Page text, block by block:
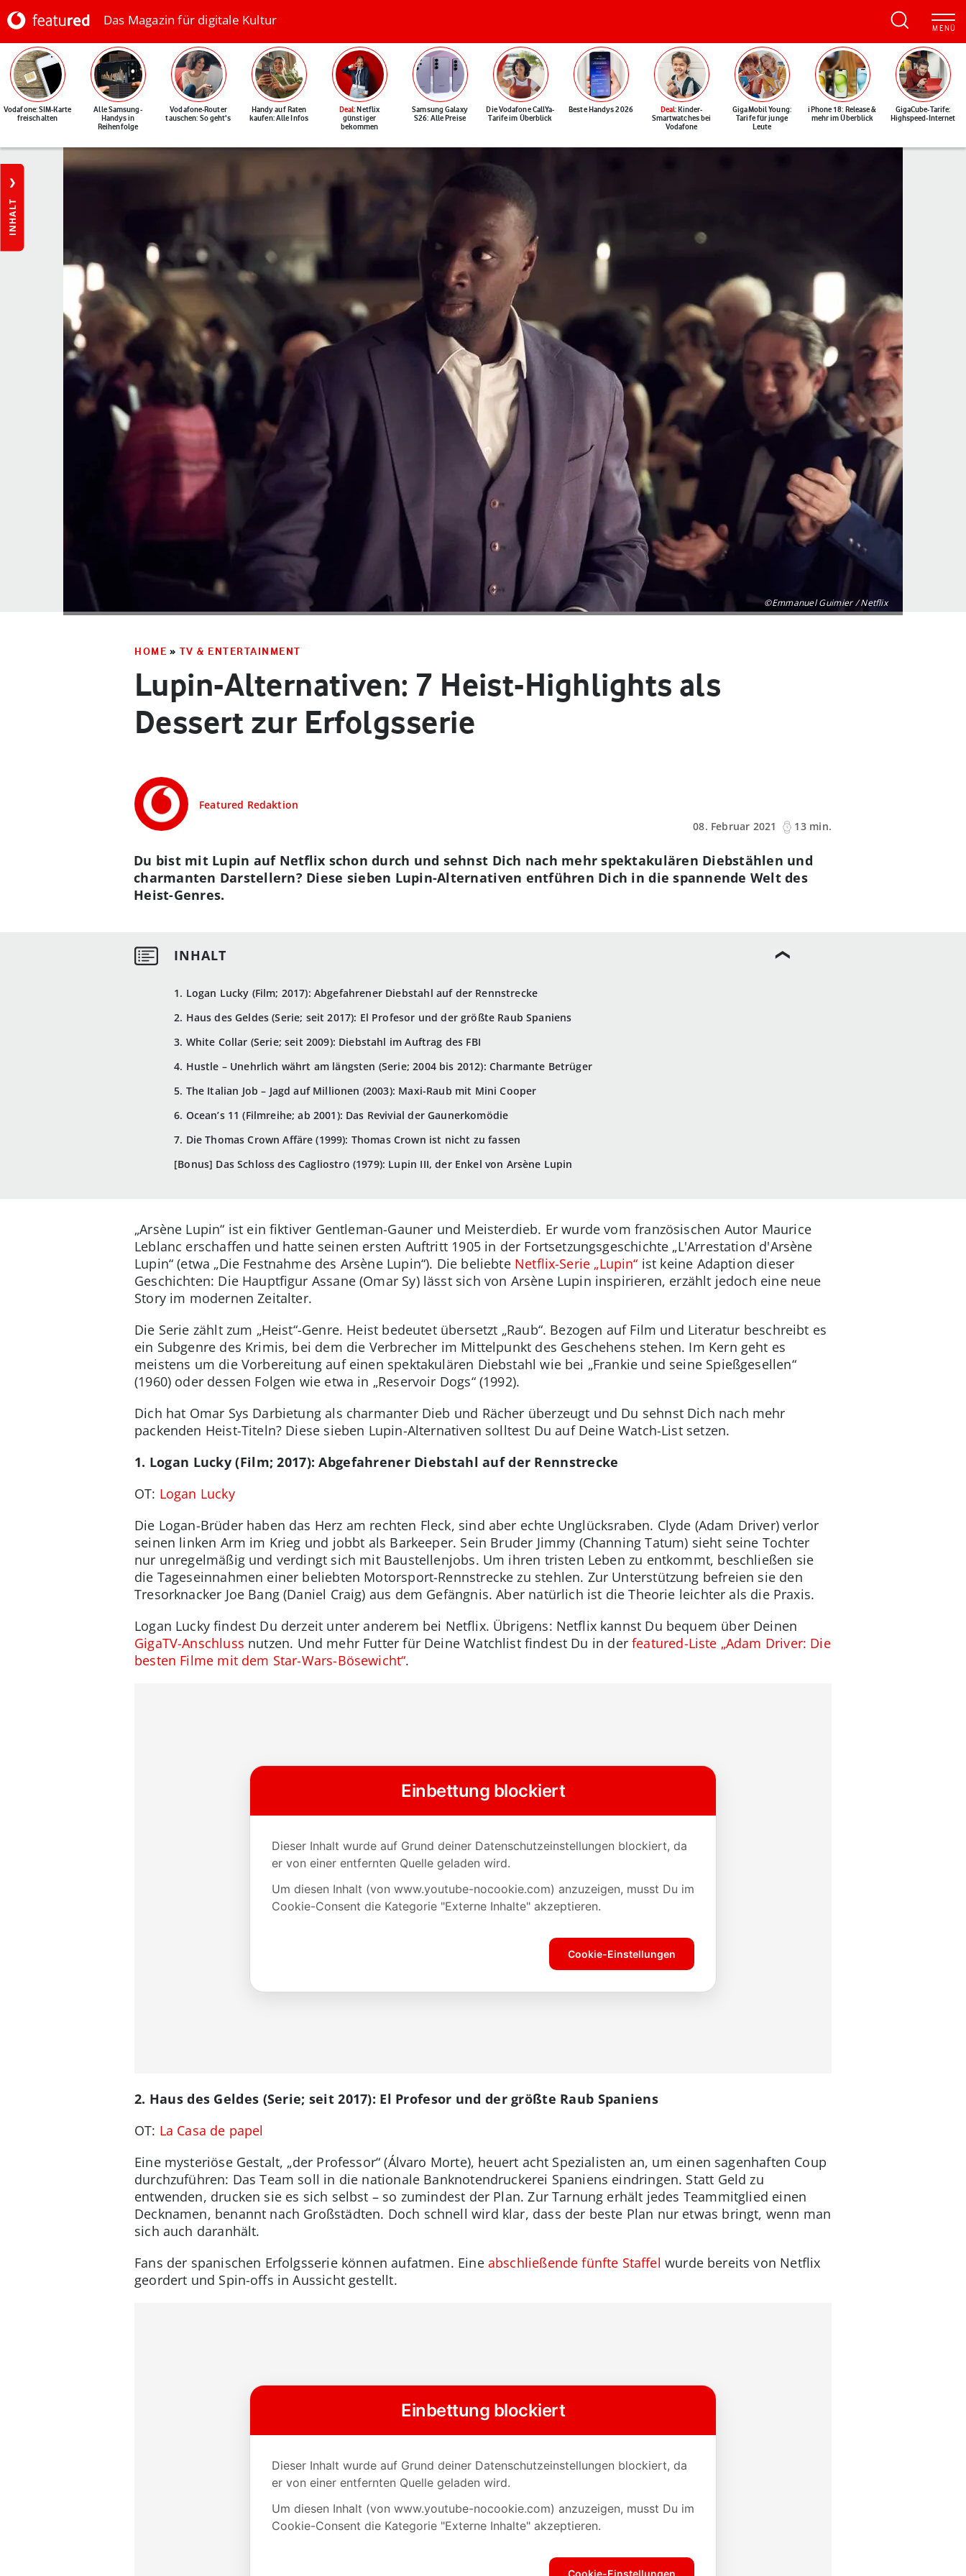
Das Magazin für digitale Kultur
Vodafone: SIM-Karte
freischalten
Alle Samsung-
Handys in
Reihenfolge
Vodafone-Router
tauschen: So geht's
Handy auf Raten
kaufen: Alle Infos
Deal: Netflix
günstiger
bekommen
Samsung Galaxy
S26: Alle Preise
Die Vodafone CallYa-
Tarife im Überblick
Beste Handys 2026 Deal: Kinder-
Smartwatches bei
Vodafone
GigaMobil Young:
Tarife für junge
Leute
iPhone 18: Release &
mehr im Überblick
GigaCube-Tarife:
Highspeed-Internet
INHALT
©Emmanuel Guimier / Netflix
HOME » TV & ENTERTAINMENT
Lupin-Alternativen: 7 Heist-Highlights als
Dessert zur Erfolgsserie
Featured Redaktion
08. Februar 2021
13 min.
1. Logan Lucky (Film; 2017): Abgefahrener Diebstahl auf der Rennstrecke
2. Haus des Geldes (Serie; seit 2017): El Profesor und der größte Raub Spaniens
3. White Collar (Serie; seit 2009): Diebstahl im Auftrag des FBI
4. Hustle – Unehrlich währt am längsten (Serie; 2004 bis 2012): Charmante Betrüger
5. The Italian Job – Jagd auf Millionen (2003): Maxi-Raub mit Mini Cooper
6. Ocean’s 11 (Filmreihe; ab 2001): Das Revivial der Gaunerkomödie
7. Die Thomas Crown Affäre (1999): Thomas Crown ist nicht zu fassen
[Bonus] Das Schloss des Cagliostro (1979): Lupin III, der Enkel von Arsène Lupin
Du bist mit Lupin auf Netflix schon durch und sehnst Dich nach mehr spektakulären Diebstählen und
charmanten Darstellern? Diese sieben Lupin-Alternativen entführen Dich in die spannende Welt des
Heist-Genres.
„Arsène Lupin“ ist ein fiktiver Gentleman-Gauner und Meisterdieb. Er wurde vom französischen Autor Maurice
Leblanc erschaffen und hatte seinen ersten Auftritt 1905 in der Fortsetzungsgeschichte „L'Arrestation d'Arsène
Lupin“ (etwa „Die Festnahme des Arsène Lupin“). Die beliebte Netflix-Serie „Lupin“ ist keine Adaption dieser
Geschichten: Die Hauptfigur Assane (Omar Sy) lässt sich von Arsène Lupin inspirieren, erzählt jedoch eine neue
Story im modernen Zeitalter.
Die Serie zählt zum „Heist“-Genre. Heist bedeutet übersetzt „Raub“. Bezogen auf Film und Literatur beschreibt es
ein Subgenre des Krimis, bei dem die Verbrecher im Mittelpunkt des Geschehens stehen. Im Kern geht es
meistens um die Vorbereitung auf einen spektakulären Diebstahl wie bei „Frankie und seine Spießgesellen“
(1960) oder dessen Folgen wie etwa in „Reservoir Dogs“ (1992).
Dich hat Omar Sys Darbietung als charmanter Dieb und Rächer überzeugt und Du sehnst Dich nach mehr
packenden Heist-Titeln? Diese sieben Lupin-Alternativen solltest Du auf Deine Watch-List setzen.
1. Logan Lucky (Film; 2017): Abgefahrener Diebstahl auf der Rennstrecke
OT: Logan Lucky
Die Logan-Brüder haben das Herz am rechten Fleck, sind aber echte Unglücksraben. Clyde (Adam Driver) verlor
seinen linken Arm im Krieg und jobbt als Barkeeper. Sein Bruder Jimmy (Channing Tatum) sieht seine Tochter
nur unregelmäßig und verdingt sich mit Baustellenjobs. Um ihren tristen Leben zu entkommt, beschließen sie
die Tageseinnahmen einer beliebten Motorsport-Rennstrecke zu stehlen. Zur Unterstützung befreien sie den
Tresorknacker Joe Bang (Daniel Craig) aus dem Gefängnis. Aber natürlich ist die Theorie leichter als die Praxis.
Logan Lucky findest Du derzeit unter anderem bei Netflix. Übrigens: Netflix kannst Du bequem über Deinen
GigaTV-Anschluss nutzen. Und mehr Futter für Deine Watchlist findest Du in derfeatured-Liste „Adam Driver: Die
besten Filme mit dem Star-Wars-Bösewicht“.
2. Haus des Geldes (Serie; seit 2017): El Profesor und der größte Raub Spaniens
OT: La Casa de papel
Eine mysteriöse Gestalt, „der Professor“ (Álvaro Morte), heuert acht Spezialisten an, um einen sagenhaften Coup
durchzuführen: Das Team soll in die nationale Banknotendruckerei Spaniens eindringen. Statt Geld zu
entwenden, drucken sie es sich selbst – so zumindest der Plan. Zur Tarnung erhält jedes Teammitglied einen
Decknamen, benannt nach Großstädten. Doch schnell wird klar, dass der beste Plan nur etwas bringt, wenn man
sich auch daranhält.
Fans der spanischen Erfolgsserie können aufatmen. Eine abschließende fünfte Staffel wurde bereits von Netflix
geordert und Spin-offs in Aussicht gestellt.